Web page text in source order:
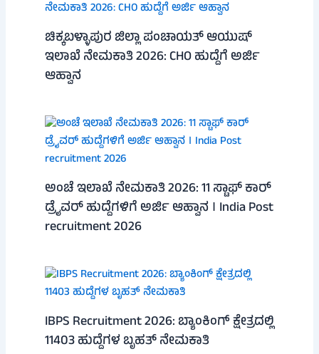
ಚಿಕ್ಕಬಳ್ಳಾಪುರ ಜಿಲ್ಲಾ ಪಂಚಾಯತ್ ಆಯುಷ್
ಇಲಾಖೆ ನೇಮಕಾತಿ 2026: CHO ಹುದ್ದೆಗೆ ಅರ್ಜಿ
ಆಹ್ವಾನ
ಅಂಚೆ ಇಲಾಖೆ ನೇಮಕಾತಿ 2026: 11 ಸ್ಟಾಫ್ ಕಾರ್
ಡ್ರೈವರ್ ಹುದ್ದೆಗಳಿಗೆ ಅರ್ಜಿ ಆಹ್ವಾನ । India Post
recruitment 2026
IBPS Recruitment 2026: ಬ್ಯಾಂಕಿಂಗ್ ಕ್ಷೇತ್ರದಲ್ಲಿ
11403 ಹುದ್ದೆಗಳ ಬೃಹತ್ ನೇಮಕಾತಿ